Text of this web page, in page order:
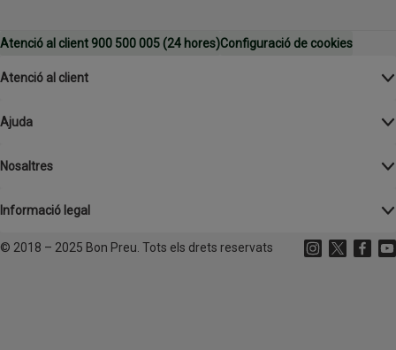
Atenció al client 900 500 005 (24 hores)Configuració de cookies
Atenció al client
Ajuda
Nosaltres
Informació legal
© 2018 – 2025 Bon Preu. Tots els drets reservats Instagram
(s'obre en
X (s'obre